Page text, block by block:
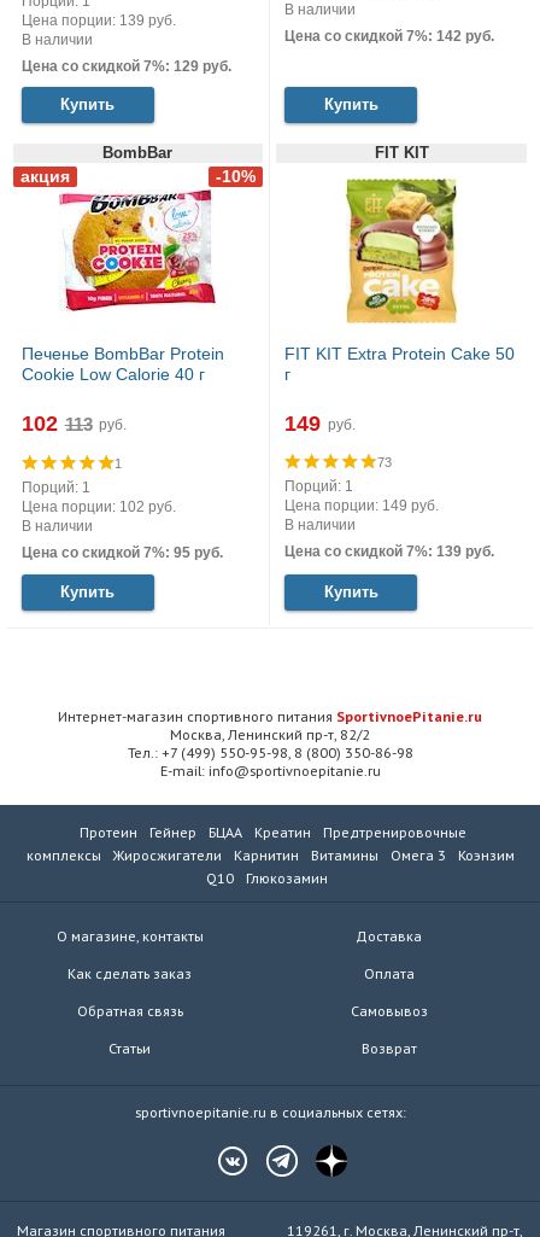
Цена порции: 139 руб.
В наличии
Цена со скидкой 7%: 129 руб.
Купить
В наличии
Цена со скидкой 7%: 142 руб.
Купить
BombBar
Печенье BombBar Protein
Cookie Low Calorie 40 г
102 руб.
1
Порций: 1
Цена порции: 102 руб.
В наличии
Цена со скидкой 7%: 95 руб.
Купить
FIT KIT
FIT KIT Extra Protein Cake 50
г
149 руб.
73
Порций: 1
Цена порции: 149 руб.
В наличии
Цена со скидкой 7%: 139 руб.
Купить
Интернет-магазин спортивного питания SportivnoePitanie.ru
Москва, Ленинский пр-т, 82/2
Тел.: +7 (499) 550-95-98, 8 (800) 350-86-98
E-mail: info@sportivnoepitanie.ru
Протеин Гейнер БЦАА Креатин
Предтренировочные
комплексы
Жиросжигатели Карнитин Витамины Омега 3
Коэнзим
Q10
Глюкозамин
О магазине, контакты
Как сделать заказ
Обратная связь
Статьи
Доставка
Оплата
Самовывоз
Возврат
sportivnoepitanie.ru в социальных сетях:
Магазин спортивного питания 119261, г. Москва, Ленинский пр-т,